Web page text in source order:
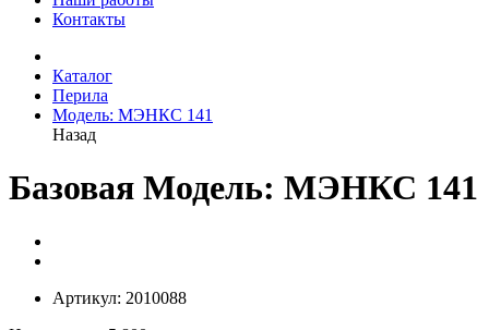
Контакты
Каталог
Перила
Модель: МЭНКС 141
Назад
Базовая Модель: МЭНКС 141
Артикул: 2010088